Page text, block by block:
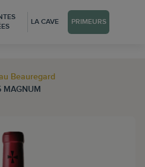
LA CAVE PRIMEURS
Beauregard